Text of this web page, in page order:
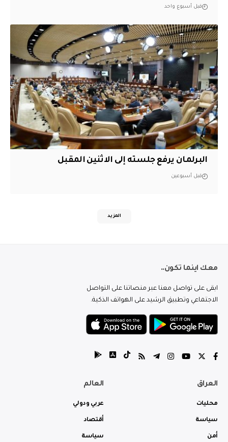
قبل أسبوع واحد
البرلمان يرفع جلسته إلى الاثنين المقبل
قبل أسبوعين
المزيد
معك اينما تكون..
ابقى على تواصل معنا عبر منصاتنا على التواصل
الاجتماعي وتطبيق الرشيد على الهواتف الذكية.
العراق
محليات
سياسة
أمن
العالم
عربي ودولي
أقتصاد
سياسة